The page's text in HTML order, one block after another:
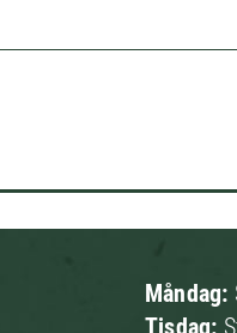
Måndag:
Tisdag: